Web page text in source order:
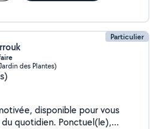
Particulier
des Plantes)
disponible pour vous
quotidien. Ponctuel(le),